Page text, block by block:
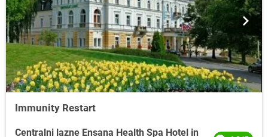
Immunity Restart
Centralni lazne Ensana Health Spa Hotel in